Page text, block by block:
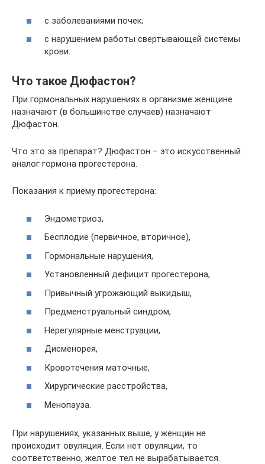
с заболеваниями почек;
с нарушением работы свертывающей системы
крови.
Что такое Дюфастон?
При гормональных нарушениях в организме женщине
назначают (в большинстве случаев) назначают
Дюфастон.
Что это за препарат? Дюфастон – это искусственный
аналог гормона прогестерона.
Показания к приему прогестерона:
Эндометриоз,
Бесплодие (первичное, вторичное),
Гормональные нарушения,
Установленный дефицит прогестерона,
Привычный угрожающий выкидыш,
Предменструальный синдром,
Нерегулярные менструации,
Дисменорея,
Кровотечения маточные,
Хирургические расстройства,
Менопауза.
При нарушениях, указанных выше, у женщин не
происходит овуляция. Если нет овуляции, то
соответственно, желтое тел не вырабатывается.